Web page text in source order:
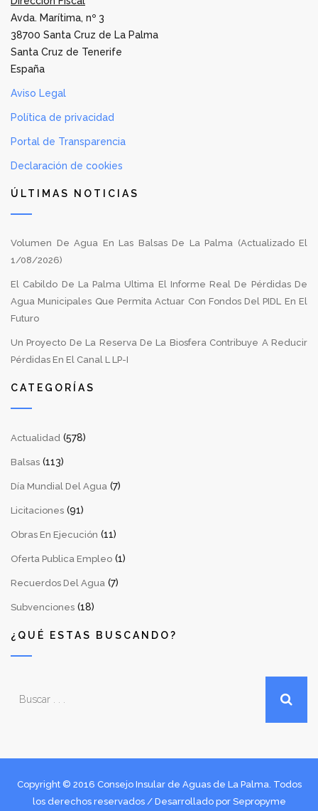
Avda. Marítima, nº 3
38700 Santa Cruz de La Palma
Santa Cruz de Tenerife
España
Aviso Legal
Política de privacidad
Portal de Transparencia
Declaración de cookies
ÚLTIMAS NOTICIAS
Volumen De Agua En Las Balsas De La Palma (Actualizado El
1/08/2026)
El Cabildo De La Palma Ultima El Informe Real De Pérdidas De
Agua Municipales Que Permita Actuar Con Fondos Del PIDL En El
Futuro
Un Proyecto De La Reserva De La Biosfera Contribuye A Reducir
Pérdidas En El Canal L LP-I
CATEGORÍAS
Actualidad (578)
Balsas (113)
Día Mundial Del Agua (7)
Licitaciones (91)
Obras En Ejecución (11)
Oferta Publica Empleo (1)
Recuerdos Del Agua (7)
Subvenciones (18)
¿QUÉ ESTAS BUSCANDO?
Copyright © 2016 Consejo Insular de Aguas de La Palma. Todos
los derechos reservados / Desarrollado por Sepropyme